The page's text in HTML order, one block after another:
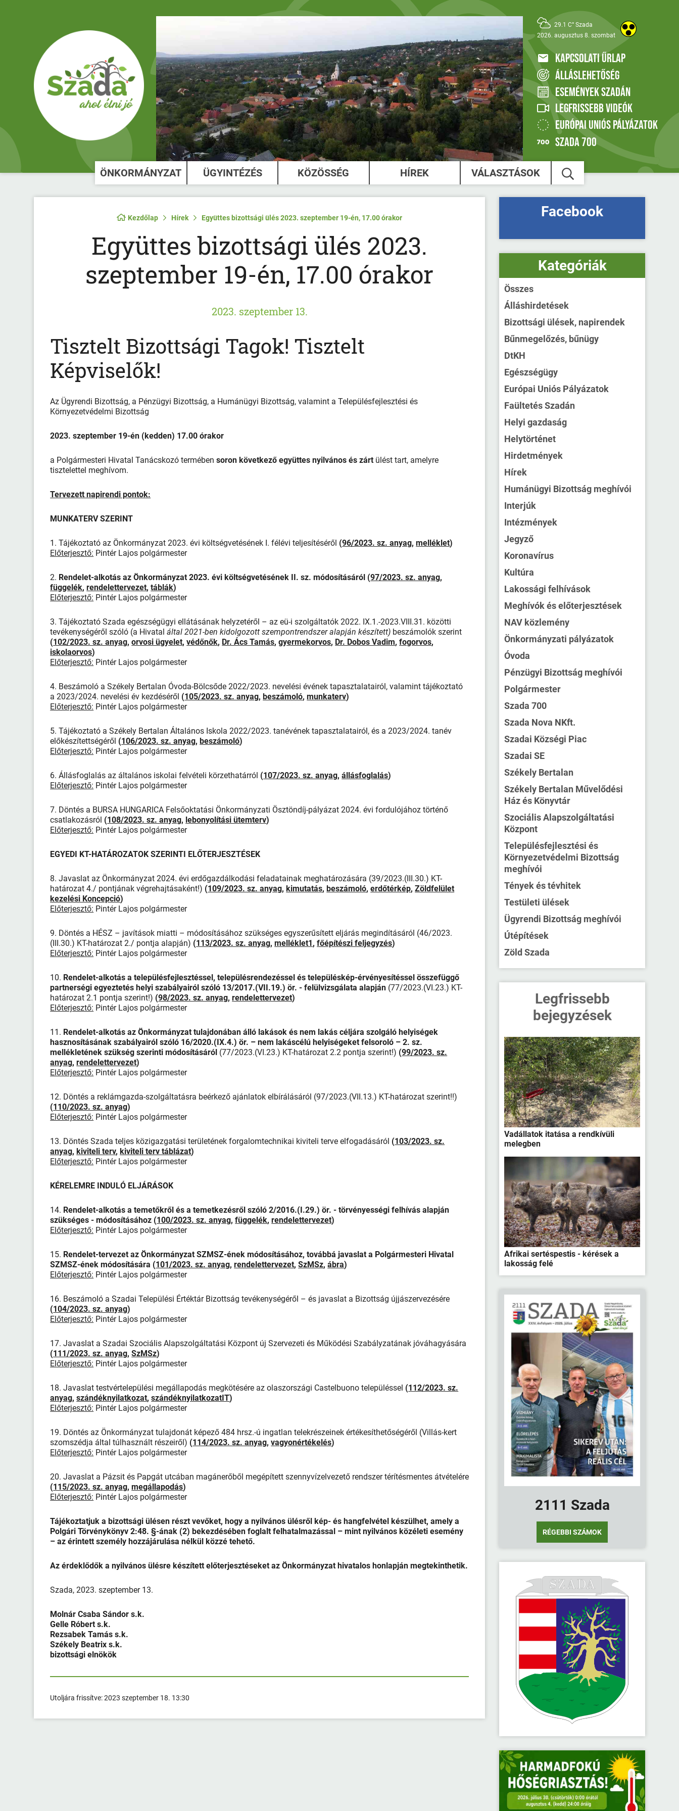
29.1 C° Szada
2026. augusztus 8. szombat
KAPCSOLATI ŰRLAP
ÁLLÁSLEHETŐSÉG
ESEMÉNYEK SZADÁN
LEGFRISSEBB VIDEÓK
EURÓPAI UNIÓS PÁLYÁZATOK
SZADA 700
ÖNKORMÁNYZAT ÜGYINTÉZÉS KÖZÖSSÉG HÍREK VÁLASZTÁSOK
Kezdőlap Hírek Együttes bizottsági ülés 2023. szeptember 19-én, 17.00 órakor
Együttes bizottsági ülés 2023.
szeptember 19-én, 17.00 órakor
2023. szeptember 13.
Tisztelt Bizottsági Tagok! Tisztelt
Képviselők!
Az Ügyrendi Bizottság, a Pénzügyi Bizottság, a Humánügyi Bizottság, valamint a Településfejlesztési és
Környezetvédelmi Bizottság
2023. szeptember 19-én (kedden) 17.00 órakor
a Polgármesteri Hivatal Tanácskozó termébensoron következő együttes nyilvános és zárt ülést tart, amelyre
tisztelettel meghívom.
Tervezett napirendi pontok:
MUNKATERV SZERINT
1. Tájékoztató az Önkormányzat 2023. évi költségvetésének I. félévi teljesítéséről (96/2023. sz. anyag,melléklet)
Előterjesztő: Pintér Lajos polgármester
2. Rendelet-alkotás az Önkormányzat 2023. évi költségvetésének II. sz. módosításáról (97/2023. sz. anyag,
függelék,rendelettervezet,táblák)
Előterjesztő: Pintér Lajos polgármester
3. Tájékoztató Szada egészségügyi ellátásának helyzetéről – az eü-i szolgáltatók 2022. IX.1.-2023.VIII.31. közötti
tevékenységéről szóló (a Hivataláltal 2021-ben kidolgozott szempontrendszer alapján készített) beszámolók szerint
(102/2023. sz. anyag,orvosi ügyelet,védőnők, Dr. Ács Tamás,gyermekorvos, Dr. Dobos Vadim,fogorvos,
iskolaorvos)
Előterjesztő: Pintér Lajos polgármester
4. Beszámoló a Székely Bertalan Óvoda-Bölcsőde 2022/2023. nevelési évének tapasztalatairól, valamint tájékoztató
a 2023/2024. nevelési év kezdéséről (105/2023. sz. anyag,beszámoló,munkaterv)
Előterjesztő: Pintér Lajos polgármester
5. Tájékoztató a Székely Bertalan Általános Iskola 2022/2023. tanévének tapasztalatairól, és a 2023/2024. tanév
előkészítettségéről (106/2023. sz. anyag,beszámoló)
Előterjesztő: Pintér Lajos polgármester
6. Állásfoglalás az általános iskolai felvételi körzethatárról (107/2023. sz. anyag,állásfoglalás)
Előterjesztő: Pintér Lajos polgármester
7. Döntés a BURSA HUNGARICA Felsőoktatási Önkormányzati Ösztöndíj-pályázat 2024. évi fordulójához történő
csatlakozásról (108/2023. sz. anyag, lebonyolítási ütemterv)
Előterjesztő: Pintér Lajos polgármester
EGYEDI KT-HATÁROZATOK SZERINTI ELŐTERJESZTÉSEK
8. Javaslat az Önkormányzat 2024. évi erdőgazdálkodási feladatainak meghatározására (39/2023.(III.30.) KT-
határozat 4./ pontjának végrehajtásaként!) (109/2023. sz. anyag,kimutatás,beszámoló,erdőtérkép,Zöldfelület
kezelési Koncepció)
Előterjesztő: Pintér Lajos polgármester
9. Döntés a HÉSZ – javítások miatti – módosításához szükséges egyszerűsített eljárás megindításáról (46/2023.
(III.30.) KT-határozat 2./ pontja alapján) (113/2023. sz. anyag,melléklet1,főépítészi feljegyzés)
Előterjesztő: Pintér Lajos polgármester
10. Rendelet-alkotás a településfejlesztéssel, településrendezéssel és településkép-érvényesítéssel összefüggő
partnerségi egyeztetés helyi szabályairól szóló 13/2017.(VII.19.) ör. - felülvizsgálata alapján (77/2023.(VI.23.) KT-
határozat 2.1 pontja szerint!) (98/2023. sz. anyag,rendelettervezet)
Előterjesztő: Pintér Lajos polgármester
11. Rendelet-alkotás az Önkormányzat tulajdonában álló lakások és nem lakás céljára szolgáló helyiségek
hasznosításának szabályairól szóló 16/2020.(IX.4.) ör. – nem lakáscélú helyiségeket felsoroló – 2. sz.
mellékletének szükség szerinti módosításáról (77/2023.(VI.23.) KT-határozat 2.2 pontja szerint!) (99/2023. sz.
anyag,rendelettervezet)
Előterjesztő: Pintér Lajos polgármester
12. Döntés a reklámgazda-szolgáltatásra beérkező ajánlatok elbírálásáról (97/2023.(VII.13.) KT-határozat szerint!!)
(110/2023. sz. anyag)
Előterjesztő: Pintér Lajos polgármester
13. Döntés Szada teljes közigazgatási területének forgalomtechnikai kiviteli terve elfogadásáról (103/2023. sz.
anyag,kiviteli terv,kiviteli terv táblázat)
Előterjesztő: Pintér Lajos polgármester
KÉRELEMRE INDULÓ ELJÁRÁSOK
14. Rendelet-alkotás a temetőkről és a temetkezésről szóló 2/2016.(I.29.) ör. - törvényességi felhívás alapján
szükséges - módosításához (100/2023. sz. anyag,függelék,rendelettervezet)
Előterjesztő: Pintér Lajos polgármester
15. Rendelet-tervezet az Önkormányzat SZMSZ-ének módosításához, továbbá javaslat a Polgármesteri Hivatal
SZMSZ-ének módosítására (101/2023. sz. anyag,rendelettervezet,SzMSz,ábra)
Előterjesztő: Pintér Lajos polgármester
16. Beszámoló a Szadai Települési Értéktár Bizottság tevékenységéről – és javaslat a Bizottság újjászervezésére
(104/2023. sz. anyag)
Előterjesztő: Pintér Lajos polgármester
17. Javaslat a Szadai Szociális Alapszolgáltatási Központ új Szervezeti és Működési Szabályzatának jóváhagyására
(111/2023. sz. anyag,SzMSz)
Előterjesztő: Pintér Lajos polgármester
18. Javaslat testvértelepülési megállapodás megkötésére az olaszországi Castelbuono településsel (112/2023. sz.
anyag,szándéknyilatkozat,szándéknyilatkozatIT)
Előterjesztő: Pintér Lajos polgármester
19. Döntés az Önkormányzat tulajdonát képező 484 hrsz.-ú ingatlan telekrészeinek értékesíthetőségéről (Villás-kert
szomszédja által túlhasznált részeiről) (114/2023. sz. anyag,vagyonértékelés)
Előterjesztő: Pintér Lajos polgármester
20. Javaslat a Pázsit és Papgát utcában magánerőből megépített szennyvízelvezető rendszer térítésmentes átvételére
(115/2023. sz. anyag,megállapodás)
Előterjesztő: Pintér Lajos polgármester
Tájékoztatjuk a bizottsági ülésen részt vevőket, hogy a nyilvános ülésről kép- és hangfelvétel készülhet, amely a
Polgári Törvénykönyv 2:48. §-ának (2) bekezdésében foglalt felhatalmazással – mint nyilvános közéleti esemény
– az érintett személy hozzájárulása nélkül közzé tehető.
Az érdeklődők a nyilvános ülésre készített előterjesztéseket az Önkormányzat hivatalos honlapján megtekinthetik.
Szada, 2023. szeptember 13.
Molnár Csaba Sándor s.k.
Gelle Róbert s.k.
Rezsabek Tamás s.k.
Székely Beatrix s.k.
bizottsági elnökök
Utoljára frissítve:2023 szeptember 18. 13:30
Facebook
Kategóriák
Összes
Álláshirdetések
Bizottsági ülések, napirendek
Bűnmegelőzés, bűnügy
DtKH
Egészségügy
Európai Uniós Pályázatok
Faültetés Szadán
Helyi gazdaság
Helytörténet
Hirdetmények
Hírek
Humánügyi Bizottság meghívói
Interjúk
Intézmények
Jegyző
Koronavírus
Kultúra
Lakossági felhívások
Meghívók és előterjesztések
NAV közlemény
Önkormányzati pályázatok
Óvoda
Pénzügyi Bizottság meghívói
Polgármester
Szada 700
Szada Nova NKft.
Szadai Községi Piac
Szadai SE
Székely Bertalan
Székely Bertalan Művelődési
Ház és Könyvtár
Szociális Alapszolgáltatási
Központ
Településfejlesztési és
Környezetvédelmi Bizottság
meghívói
Tények és tévhitek
Testületi ülések
Ügyrendi Bizottság meghívói
Útépítések
Zöld Szada
Legfrissebb
bejegyzések
Vadállatok itatása a rendkívüli
melegben
Afrikai sertéspestis - kérések a
lakosság felé
2111 Szada
RÉGEBBI SZÁMOK